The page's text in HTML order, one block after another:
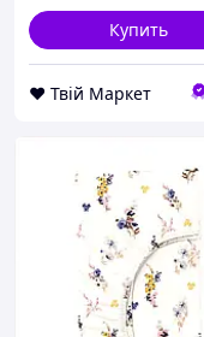
Купить
❤️ Твій Маркет